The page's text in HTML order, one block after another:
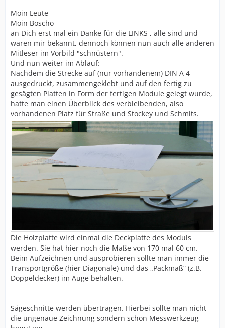
Moin Leute
Moin Boscho
an Dich erst mal ein Danke für die LINKS , alle sind und
waren mir bekannt, dennoch können nun auch alle anderen
Mitleser im Vorbild "schnüstern".
Und nun weiter im Ablauf:
Nachdem die Strecke auf (nur vorhandenem) DIN A 4
ausgedruckt, zusammengeklebt und auf den fertig zu
gesägten Platten in Form der fertigen Module gelegt wurde,
hatte man einen Überblick des verbleibenden, also
vorhandenen Platz für Straße und Stockey und Schmits.
Die Holzplatte wird einmal die Deckplatte des Moduls
werden. Sie hat hier noch die Maße von 170 mal 60 cm.
Beim Aufzeichnen und ausprobieren sollte man immer die
Transportgröße (hier Diagonale) und das „Packmaß“ (z.B.
Doppeldecker) im Auge behalten.
Sägeschnitte werden übertragen. Hierbei sollte man nicht
die ungenaue Zeichnung sondern schon Messwerkzeug